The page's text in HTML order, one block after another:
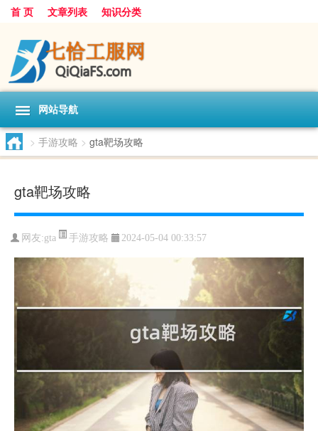
首 页 文章列表 知识分类
网站导航
> 手游攻略 > gta靶场攻略
gta靶场攻略
网友:gta 手游攻略 2024-05-04 00:33:57